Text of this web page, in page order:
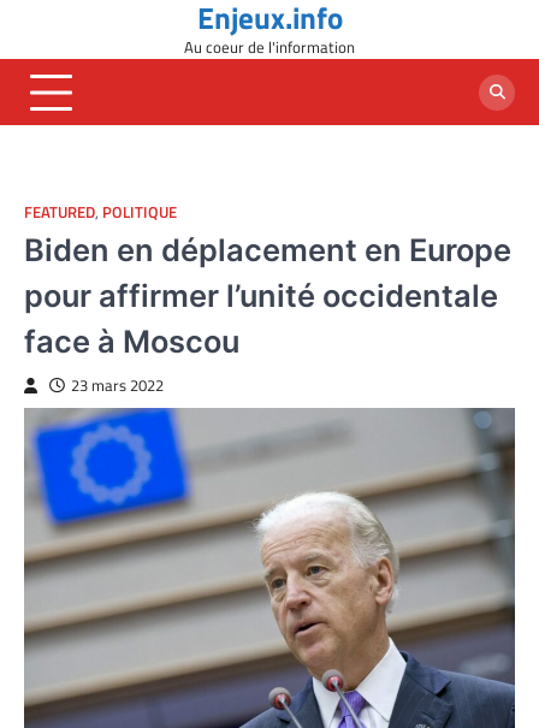
content
Enjeux.info
Au coeur de l'information
FEATURED, POLITIQUE
Biden en déplacement en Europe
pour affirmer l’unité occidentale
face à Moscou
23 mars 2022